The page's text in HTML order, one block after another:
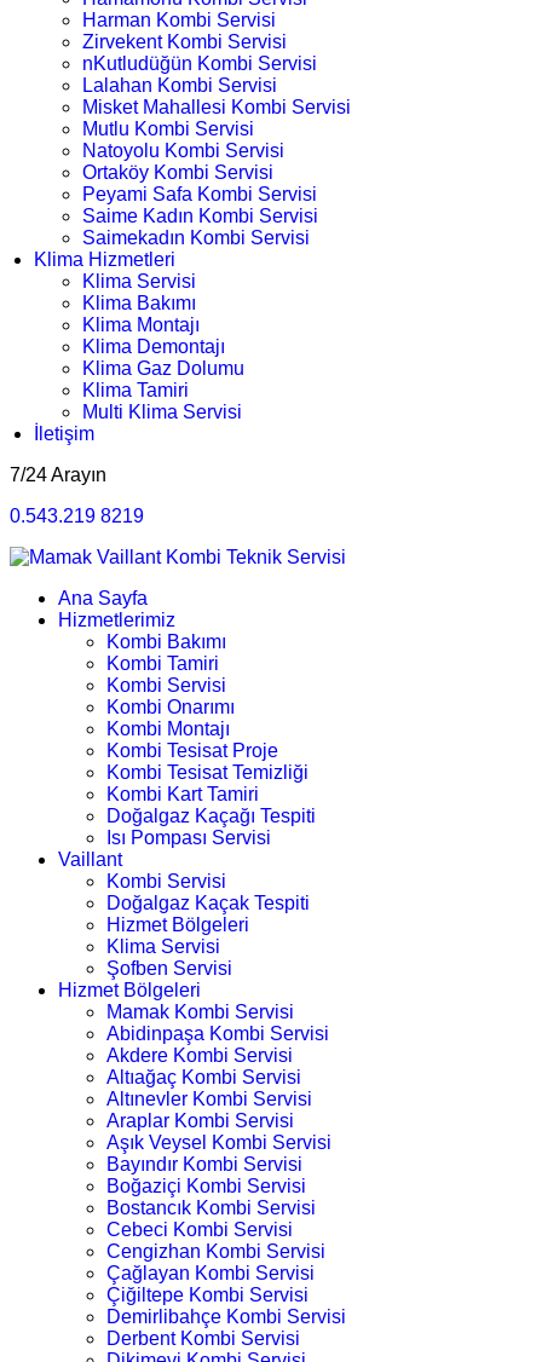
Harman Kombi Servisi
Zirvekent Kombi Servisi
nKutludüğün Kombi Servisi
Lalahan Kombi Servisi
Misket Mahallesi Kombi Servisi
Mutlu Kombi Servisi
Natoyolu Kombi Servisi
Ortaköy Kombi Servisi
Peyami Safa Kombi Servisi
Saime Kadın Kombi Servisi
Saimekadın Kombi Servisi
Klima Hizmetleri
Klima Servisi
Klima Bakımı
Klima Montajı
Klima Demontajı
Klima Gaz Dolumu
Klima Tamiri
Multi Klima Servisi
İletişim
7/24 Arayın
0.543.219 8219
Ana Sayfa
Hizmetlerimiz
Kombi Bakımı
Kombi Tamiri
Kombi Servisi
Kombi Onarımı
Kombi Montajı
Kombi Tesisat Proje
Kombi Tesisat Temizliği
Kombi Kart Tamiri
Doğalgaz Kaçağı Tespiti
Isı Pompası Servisi
Vaillant
Kombi Servisi
Doğalgaz Kaçak Tespiti
Hizmet Bölgeleri
Klima Servisi
Şofben Servisi
Hizmet Bölgeleri
Mamak Kombi Servisi
Abidinpaşa Kombi Servisi
Akdere Kombi Servisi
Altıağaç Kombi Servisi
Altınevler Kombi Servisi
Araplar Kombi Servisi
Aşık Veysel Kombi Servisi
Bayındır Kombi Servisi
Boğaziçi Kombi Servisi
Bostancık Kombi Servisi
Cebeci Kombi Servisi
Cengizhan Kombi Servisi
Çağlayan Kombi Servisi
Çiğiltepe Kombi Servisi
Demirlibahçe Kombi Servisi
Derbent Kombi Servisi